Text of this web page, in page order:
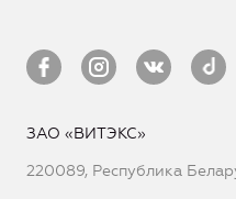
ЗАО «ВИТЭКС»
220089, Республика